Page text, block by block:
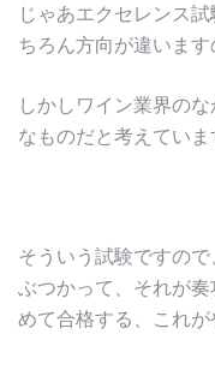
じゃあエクセレンス
ちろん方向が違います
しかしワイン業界の
なものだと考えていま
そういう試験ですの
ぶつかって、それが
めて合格する、これが